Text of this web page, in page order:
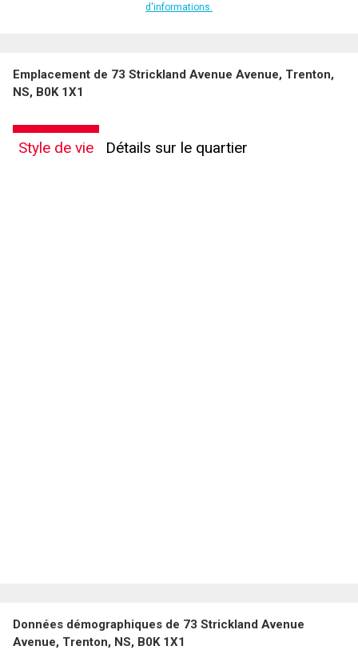
d'informations.
Emplacement de 73 Strickland Avenue Avenue, Trenton,
NS, B0K 1X1
Style de vie Détails sur le quartier
Données démographiques de 73 Strickland Avenue
Avenue, Trenton, NS, B0K 1X1